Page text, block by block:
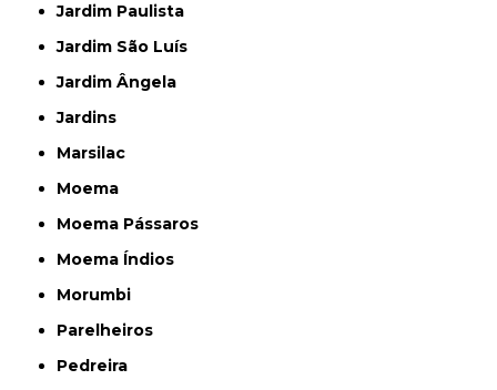
Jardim Paulista
Jardim São Luís
Jardim Ângela
Jardins
Marsilac
Moema
Moema Pássaros
Moema Índios
Morumbi
Parelheiros
Pedreira